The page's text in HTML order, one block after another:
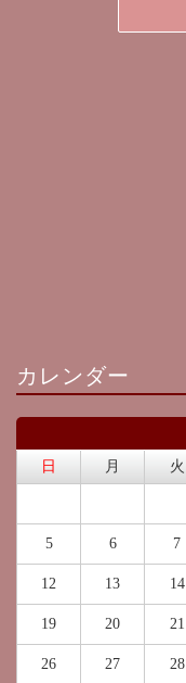
カレンダー
日 月 火
5 6 7
12 13 14
19 20 21
26 27 28